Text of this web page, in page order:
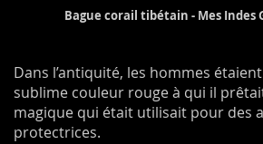
Bague corail tibétain - Mes Indes
Dans l’antiquité, les hommes
sublime couleur rouge à qui il
magique qui était utilisait pour des
protectrices.